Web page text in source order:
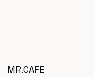
MR.CAFE